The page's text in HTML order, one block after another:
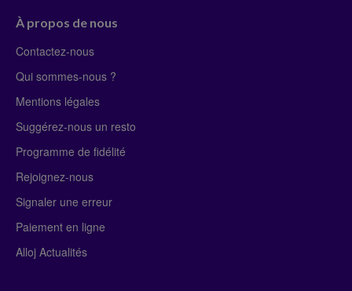
À propos de nous
Contactez-nous
Qui sommes-nous ?
Mentions légales
Suggérez-nous un resto
Programme de fidélité
Rejoignez-nous
Signaler une erreur
Paiement en ligne
Alloj Actualités